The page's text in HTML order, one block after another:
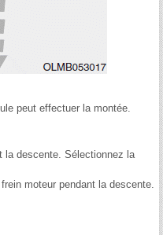
peut effectuer la montée.
la descente. Sélectionnez la
moteur pendant la descente.